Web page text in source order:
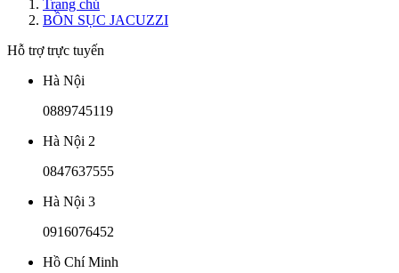
Trang chủ
BỒN SỤC JACUZZI
Hỗ trợ trực tuyến
Hà Nội
0889745119
Hà Nội 2
0847637555
Hà Nội 3
0916076452
Hồ Chí Minh